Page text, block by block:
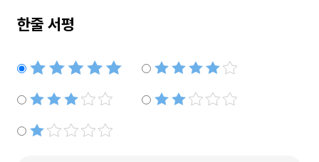
한줄 서평
별점5개 별점4개
별점3개 별점2개
별점1개